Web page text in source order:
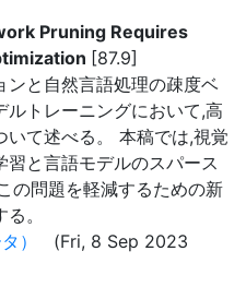
Pruning Requires
[87.9]
ンと自然言語処理の疎度ベ
ルトレーニングにおいて,高
いて述べる。 本稿では,視覚
習と言語モデルのスパース
の問題を軽減するための新
。
）
(Fri, 8 Sep 2023